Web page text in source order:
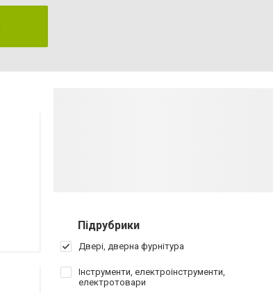
Підрубрики
Двері, дверна фурнітура
Інструменти, електроінструменти,
електротовари